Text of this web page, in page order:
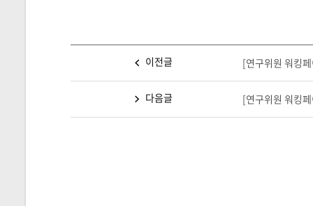
이전글 [연구위원 워킹
다음글 [연구위원 워킹